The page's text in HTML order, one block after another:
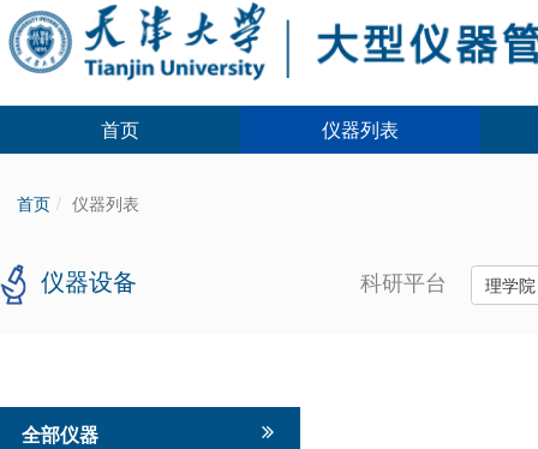
首页 仪器列表
首页 仪器列表
仪器设备 科研平台 理学
全部仪器